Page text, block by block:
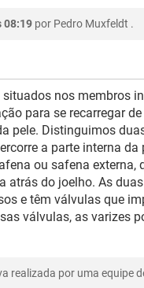
08:19 por Pedro Muxfeldt .
nos membros
para se recarregar
pele. Distinguimos
a parte interna da
ou safena externa,
atrás do joelho. As
e têm válvulas que
válvulas, as varizes
realizada por uma equipe